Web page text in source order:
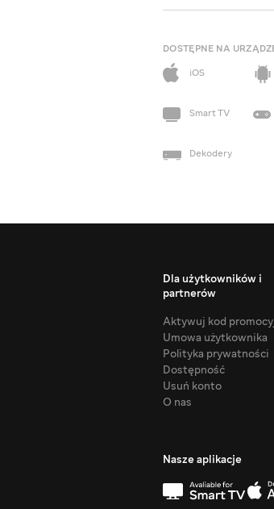
DOSTĘPNE NA
iOS
Smart TV
Dekodery
Dla użytkowników i
partnerów
Aktywuj kod
Umowa użytkownika
Polityka prywatności
Dostępność
Usuń konto
O nas
Nasze aplikacje